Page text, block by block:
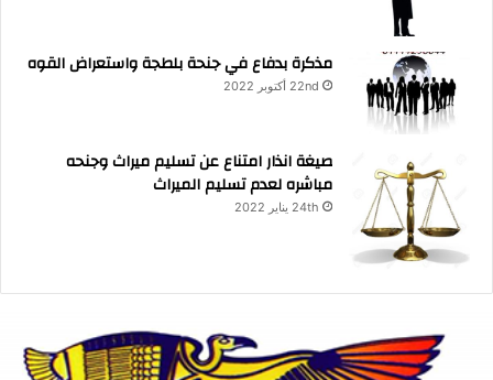
مذكرة بدفاع في جنحة بلطجة واستعراض القوه
22nd أكتوبر 2022
صيغة انذار امتناع عن تسليم ميراث وجنحه
مباشره لعدم تسليم الميراث
24th يناير 2022